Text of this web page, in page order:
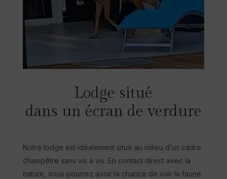
Lodge situé
dans un écran de verdure
Notre lodge est idéalement situé au milieu d’un cadre
champêtre sans vis à vis. En contact direct avec la
nature, vous pourrez avoir la chance de voir la faune